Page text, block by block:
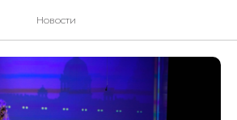
Новости